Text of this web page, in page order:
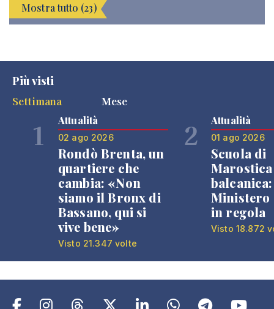
Mostra tutto (23)
Più visti
Settimana
Mese
1 Attualità
02 ago 2026
Rondò Brenta, un
quartiere che
cambia: «Non
siamo il Bronx di
Bassano, qui si
vive bene»
Visto 21.347 volte
2 Attualità
01 ago 2026
Scuola di
Ministero
in regola
Visto 18.872